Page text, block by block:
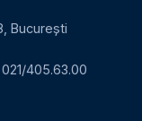
București
021/405.63.00